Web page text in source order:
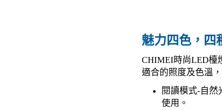
魅力四色，四
CHIMEI時尚LED檯
適合的照度及色溫
閱讀模式-自然
使用。